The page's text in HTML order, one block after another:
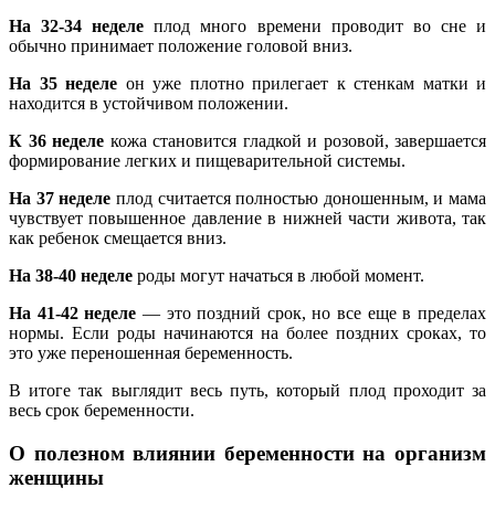
На 32-34 неделе плод много времени проводит во сне и
обычно принимает положение головой вниз.
На 35 неделе он уже плотно прилегает к стенкам матки и
находится в устойчивом положении.
К 36 неделе кожа становится гладкой и розовой, завершается
формирование легких и пищеварительной системы.
На 37 неделе плод считается полностью доношенным, и мама
чувствует повышенное давление в нижней части живота, так
как ребенок смещается вниз.
На 38-40 неделе роды могут начаться в любой момент.
На 41-42 неделе — это поздний срок, но все еще в пределах
нормы. Если роды начинаются на более поздних сроках, то
это уже переношенная беременность.
В итоге так выглядит весь путь, который плод проходит за
весь срок беременности.
О полезном влиянии беременности на организм
женщины